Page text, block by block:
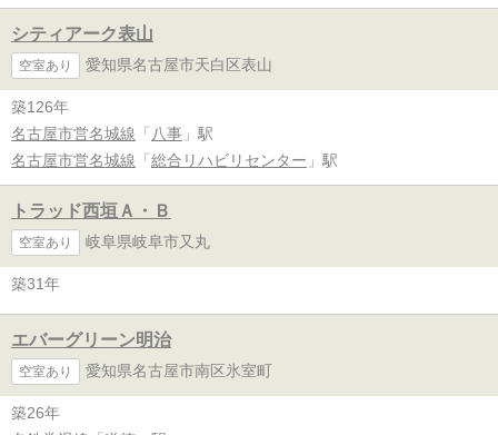
シティアーク表山
空室あり 愛知県名古屋市天白区表山
築126年
名古屋市営名城線 「 八事 」駅
名古屋市営名城線 「 総合リハビリセンター 」駅
トラッド西垣Ａ・Ｂ
空室あり 岐阜県岐阜市又丸
築31年
エバーグリーン明治
空室あり 愛知県名古屋市南区氷室町
築26年